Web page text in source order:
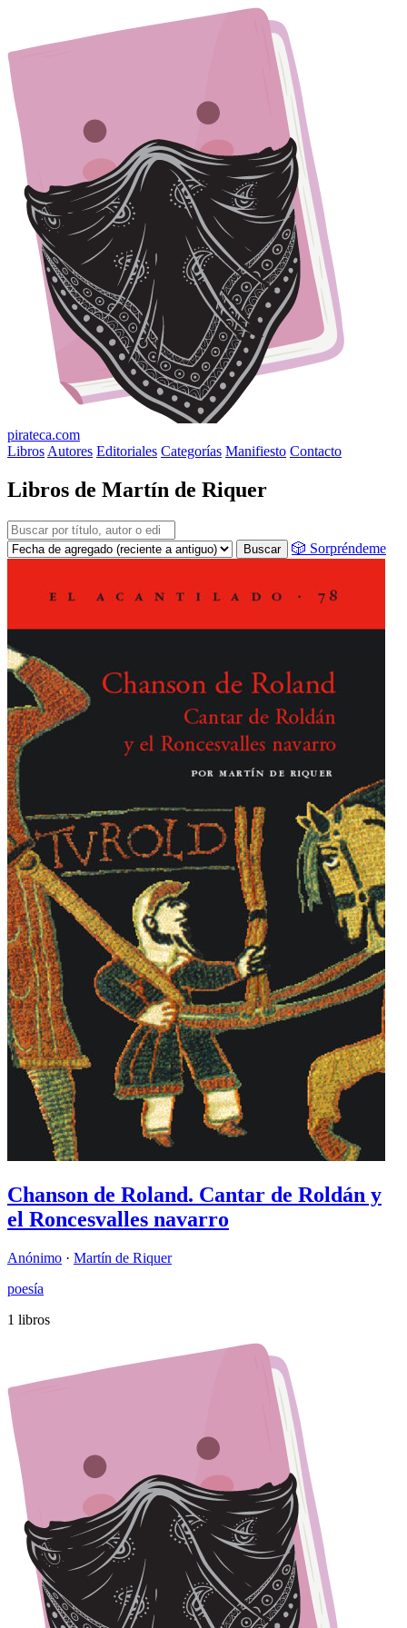
pirateca.com
Libros Autores Editoriales Categorías Manifiesto Contacto
Libros de Martín de Riquer
Buscar 🎲 Sorpréndeme
Chanson de Roland. Cantar de Roldán y
el Roncesvalles navarro
Anónimo · Martín de Riquer
poesía
1 libros